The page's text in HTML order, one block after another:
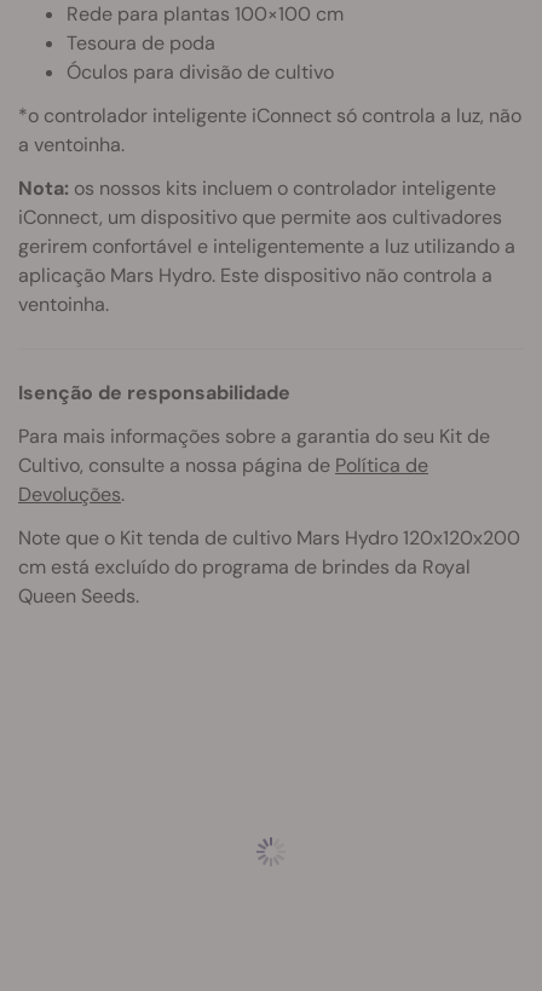
Rede para plantas 100×100 cm
Tesoura de poda
Óculos para divisão de cultivo
*o controlador inteligente iConnect só controla a luz, não
a ventoinha.
Nota: os nossos kits incluem o controlador inteligente
iConnect, um dispositivo que permite aos cultivadores
gerirem confortável e inteligentemente a luz utilizando a
aplicação Mars Hydro. Este dispositivo não controla a
ventoinha.
Isenção de responsabilidade
Para mais informações sobre a garantia do seu Kit de
Cultivo, consulte a nossa página de Política de
Devoluções.
Note que o Kit tenda de cultivo Mars Hydro 120x120x200
cm está excluído do programa de brindes da Royal
Queen Seeds.